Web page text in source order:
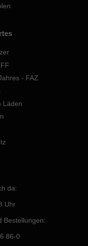
- FAZ
Läden
da:
Uhr
Bestellungen:
86-0